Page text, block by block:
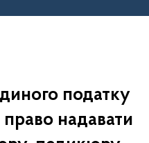
податку
надавати